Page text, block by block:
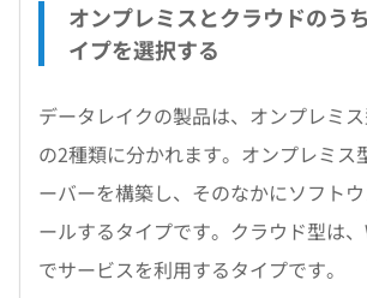
オンプレミスとクラウドのう
イプを選択する
データレイクの製品は、オンプレミ
の2種類に分かれます。オンプレミス
ーバーを構築し、そのなかにソフト
ールするタイプです。クラウド型は
でサービスを利用するタイプです。